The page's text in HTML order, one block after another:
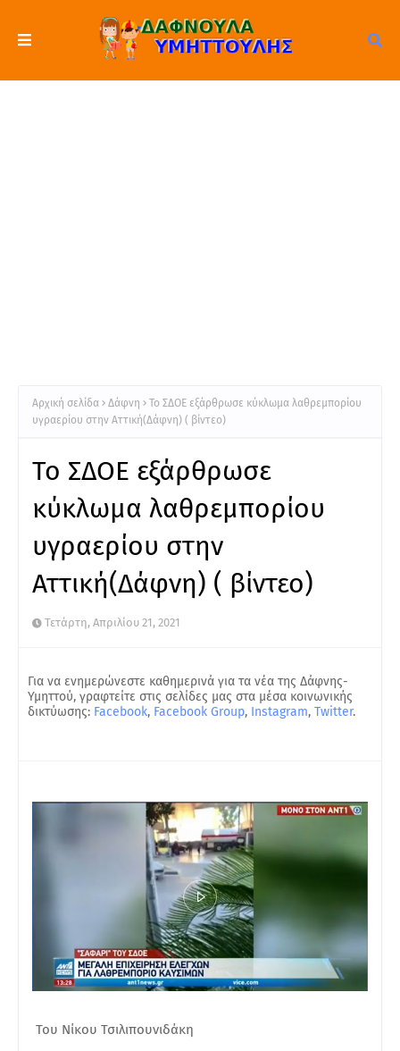
Αρχική σελίδα Δάφνη
Το ΣΔΟΕ εξάρθρωσε κύκλωμα λαθρεμπορίου
υγραερίου στην Αττική(Δάφνη) ( βίντεο)
Το ΣΔΟΕ εξάρθρωσε
κύκλωμα λαθρεμπορίου
υγραερίου στην
Αττική(Δάφνη) ( βίντεο)
Τετάρτη, Απριλίου 21, 2021
Για να ενημερώνεστε καθημερινά για τα νέα της Δάφνης-
Υμηττού, γραφτείτε στις σελίδες μας στα μέσα κοινωνικής
δικτύωσης: Facebook, Facebook Group, Instagram, Twitter.
Του Νίκου Τσιλιπουνιδάκη